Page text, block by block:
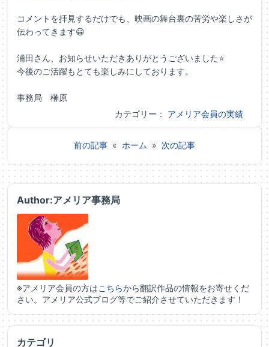
コメントを拝見するだけでも、映画の舞台裏の苦労や楽しさが
伝わってきます😀
浦田さん、お知らせいただきありがとうございました⭐
今後のご活躍もとても楽しみにしております。
事務局 榊原
カテゴリー： アメリア会員の実績
前の記事 « ホーム » 次の記事
Author:アメリア事務局
※アメリア会員の方はこちらから翻訳作品の情報をお寄せくだ
さい。アメリア公式ブログ等でご紹介させていただきます！
カテゴリ